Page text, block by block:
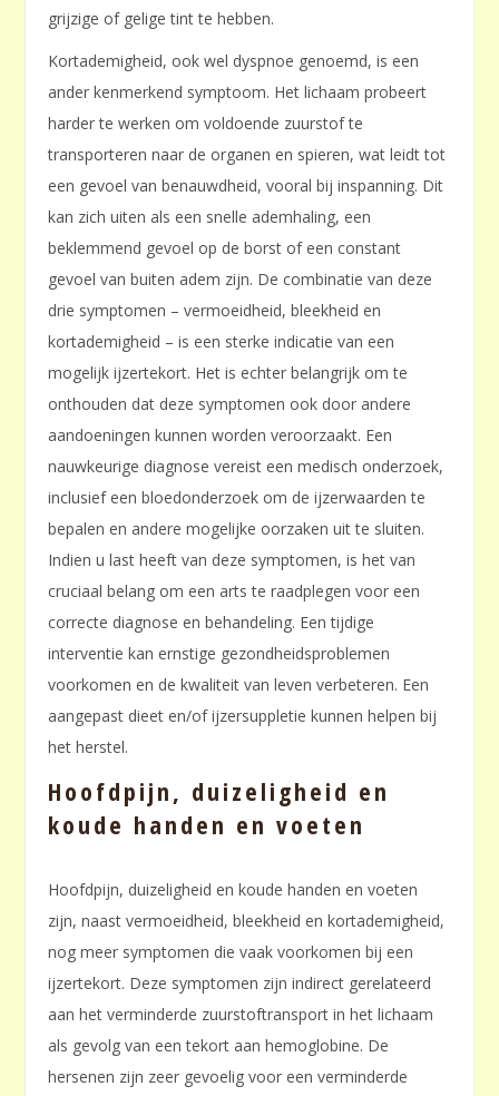
grijzige of gelige tint te hebben.
Kortademigheid, ook wel dyspnoe genoemd, is een
ander kenmerkend symptoom. Het lichaam probeert
harder te werken om voldoende zuurstof te
transporteren naar de organen en spieren, wat leidt tot
een gevoel van benauwdheid, vooral bij inspanning. Dit
kan zich uiten als een snelle ademhaling, een
beklemmend gevoel op de borst of een constant
gevoel van buiten adem zijn. De combinatie van deze
drie symptomen – vermoeidheid, bleekheid en
kortademigheid – is een sterke indicatie van een
mogelijk ijzertekort. Het is echter belangrijk om te
onthouden dat deze symptomen ook door andere
aandoeningen kunnen worden veroorzaakt. Een
nauwkeurige diagnose vereist een medisch onderzoek,
inclusief een bloedonderzoek om de ijzerwaarden te
bepalen en andere mogelijke oorzaken uit te sluiten.
Indien u last heeft van deze symptomen, is het van
cruciaal belang om een arts te raadplegen voor een
correcte diagnose en behandeling. Een tijdige
interventie kan ernstige gezondheidsproblemen
voorkomen en de kwaliteit van leven verbeteren. Een
aangepast dieet en/of ijzersuppletie kunnen helpen bij
het herstel.
Hoofdpijn, duizeligheid en
koude handen en voeten
Hoofdpijn, duizeligheid en koude handen en voeten
zijn, naast vermoeidheid, bleekheid en kortademigheid,
nog meer symptomen die vaak voorkomen bij een
ijzertekort. Deze symptomen zijn indirect gerelateerd
aan het verminderde zuurstoftransport in het lichaam
als gevolg van een tekort aan hemoglobine. De
hersenen zijn zeer gevoelig voor een verminderde